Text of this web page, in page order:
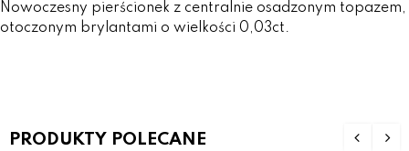
Nowoczesny pierścionek z centralnie osadzonym topazem,
otoczonym brylantami o wielkości 0,03ct.
PRODUKTY POLECANE